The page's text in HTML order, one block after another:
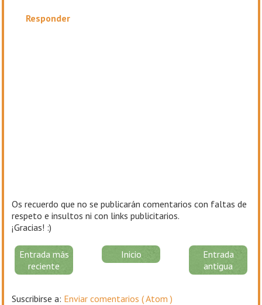
Responder
Os recuerdo que no se publicarán comentarios con faltas de
respeto e insultos ni con links publicitarios.
¡Gracias! :)
Entrada más
reciente
Entrada
antigua
Inicio
Suscribirse a: Enviar comentarios ( Atom )